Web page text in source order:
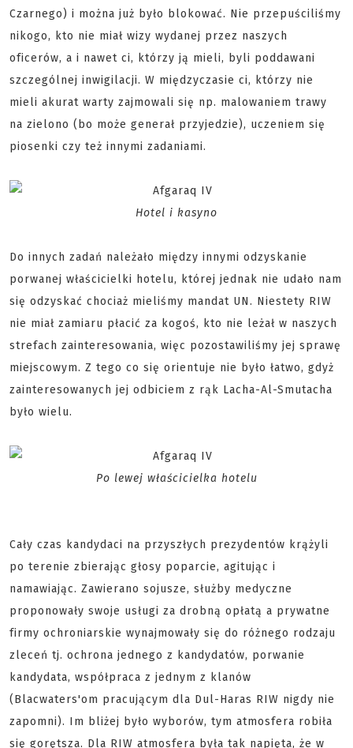
Czarnego) i można już było blokować. Nie przepuściliśmy
nikogo, kto nie miał wizy wydanej przez naszych
oficerów, a i nawet ci, którzy ją mieli, byli poddawani
szczególnej inwigilacji. W międzyczasie ci, którzy nie
mieli akurat warty zajmowali się np. malowaniem trawy
na zielono (bo może generał przyjedzie), uczeniem się
piosenki czy też innymi zadaniami.
Hotel i kasyno
Do innych zadań należało między innymi odzyskanie
porwanej właścicielki hotelu, której jednak nie udało nam
się odzyskać chociaż mieliśmy mandat UN. Niestety RIW
nie miał zamiaru płacić za kogoś, kto nie leżał w naszych
strefach zainteresowania, więc pozostawiliśmy jej sprawę
miejscowym. Z tego co się orientuje nie było łatwo, gdyż
zainteresowanych jej odbiciem z rąk Lacha-Al-Smutacha
było wielu.
Po lewej właścicielka hotelu
Cały czas kandydaci na przyszłych prezydentów krążyli
po terenie zbierając głosy poparcie, agitując i
namawiając. Zawierano sojusze, służby medyczne
proponowały swoje usługi za drobną opłatą a prywatne
firmy ochroniarskie wynajmowały się do różnego rodzaju
zleceń tj. ochrona jednego z kandydatów, porwanie
kandydata, współpraca z jednym z klanów
(Blacwaters'om pracującym dla Dul-Haras RIW nigdy nie
zapomni). Im bliżej było wyborów, tym atmosfera robiła
się gorętsza. Dla RIW atmosfera była tak napięta, że w